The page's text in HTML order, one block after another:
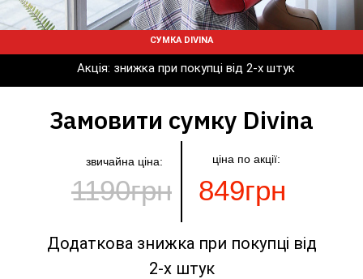
СУМКА DIVINA
Акція: знижка при покупці від 2-х штук
Замовити сумку Divina
звичайна ціна:
1190грн 849грн
ціна по акції:
Додаткова знижка при покупці від
2-х штук